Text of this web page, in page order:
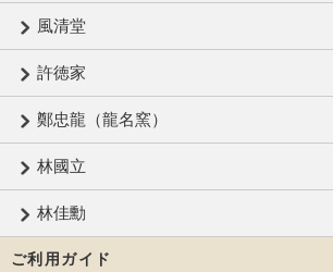
風清堂
許徳家
鄭忠龍（龍名窯）
林國立
林佳勳
ご利用ガイド